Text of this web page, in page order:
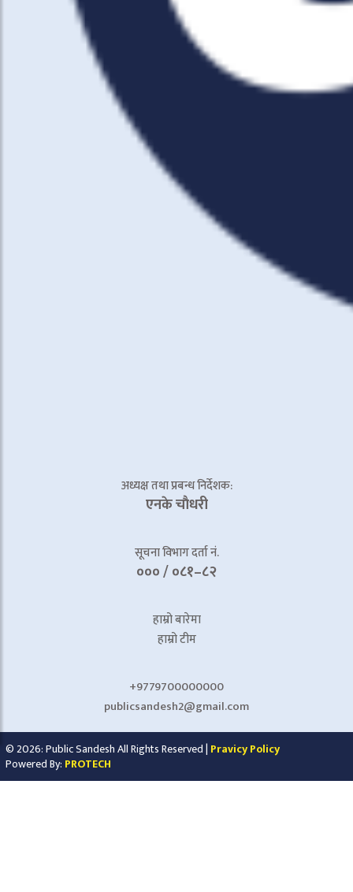
अध्यक्ष तथा प्रबन्ध निर्देशक:
एनके चाैधरी
सूचना विभाग दर्ता नं.
००० / ०८१–८२
हाम्रो बारेमा
हाम्रो टीम
+9779700000000
publicsandesh2@gmail.com
© 2026: Public Sandesh All Rights Reserved | Pravicy Policy
Powered By: PROTECH